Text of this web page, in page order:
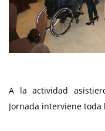
A la actividad
Jornada interviene